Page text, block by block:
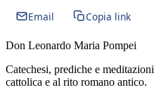
Email
Copia link
Don Leonardo Maria Pompei
Catechesi, prediche e
cattolica e al rito romano antico.